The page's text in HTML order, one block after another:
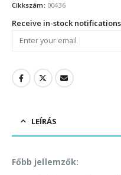
Cikkszám: 00436
Receive in-stock
LEÍRÁS
Főbb jellemzők: